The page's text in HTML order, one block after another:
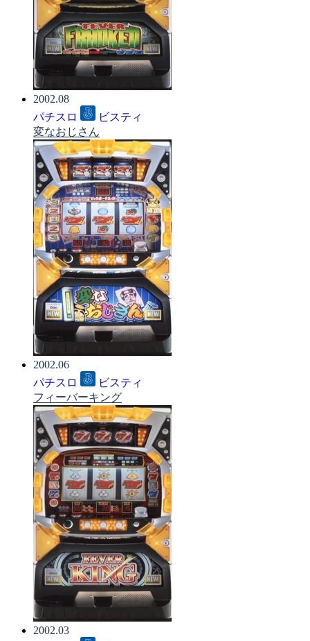
2002.08
パチスロ
ビスティ
変なおじさん
2002.06
パチスロ
ビスティ
フィーバーキング
2002.03